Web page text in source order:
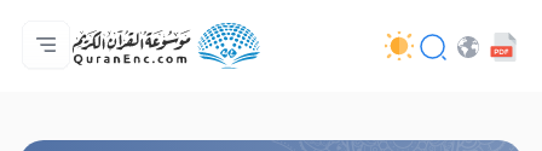
Ang Pangunahin
Indise ng mga Salin
Audio
Mga Serbisyo ng mga Developer - API
Tungkol
makipag-ugnayan sa amin
Ang Wika